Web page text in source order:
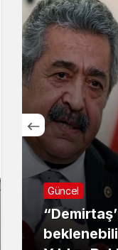
Güncel